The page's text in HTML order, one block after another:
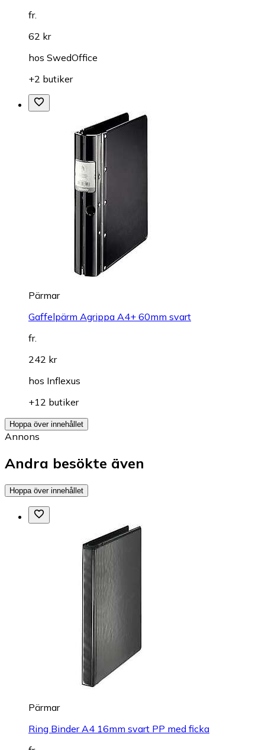
fr.
62 kr
hos SwedOffice
+2 butiker
Pärmar
Gaffelpärm Agrippa A4+ 60mm svart
fr.
242 kr
hos Inflexus
+12 butiker
Hoppa över innehållet
Annons
Andra besökte även
Hoppa över innehållet
Pärmar
Ring Binder A4 16mm svart PP med ficka